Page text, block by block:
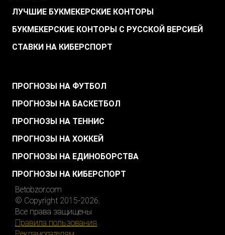
ЛУЧШИЕ БУКМЕКЕРСКИЕ КОНТОРЫ
БУКМЕКЕРСКИЕ КОНТОРЫ С РУССКОЙ ВЕРСИЕЙ
СТАВКИ НА КИБЕРСПОРТ
ПРОГНОЗЫ НА ФУТБОЛ
ПРОГНОЗЫ НА БАСКЕТБОЛ
ПРОГНОЗЫ НА ТЕННИС
ПРОГНОЗЫ НА ХОККЕЙ
ПРОГНОЗЫ НА ЕДИНОБОРСТВА
ПРОГНОЗЫ НА КИБЕРСПОРТ
Betobzor.com
© Copyright 2015-2026.
Все права защищены
Правила пользования